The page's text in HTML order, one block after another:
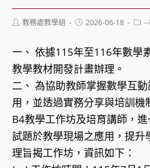
Post教務處教學組
Post2026-06-18
Post
一、 依據115年至116年數學
教學教材開發計畫辦理。
二、 為協助教師掌握數學互
用，並透過實務分享與培訓
B4教學工作坊及培育講師，
試題於教學現場之應用，提
理旨揭工作坊，資訊如下：